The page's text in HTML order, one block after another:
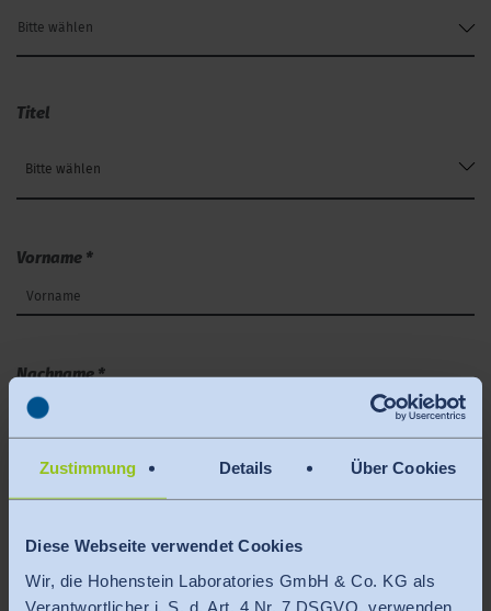
Zustimmung Details Über Cookies
Diese Webseite verwendet Cookies
Wir, die Hohenstein Laboratories GmbH & Co. KG als
Verantwortlicher i. S. d. Art. 4 Nr. 7 DSGVO, verwenden
Bitte wählen
Titel
Bitte wählen
Vorname *
Nachname*
E-Mail-Adresse*